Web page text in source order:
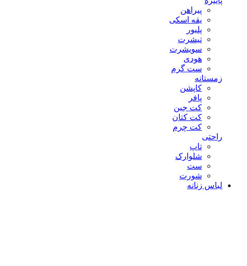
پیراهن
یقه اسکی
پلیور
تیشرت
سویشرت
هودی
ست گرم
زمستانه
کاپشن
پافر
کت جین
کت کتان
کت چرم
راحتی
تاپ
شلوارک
ست
شورت
لباس زنانه